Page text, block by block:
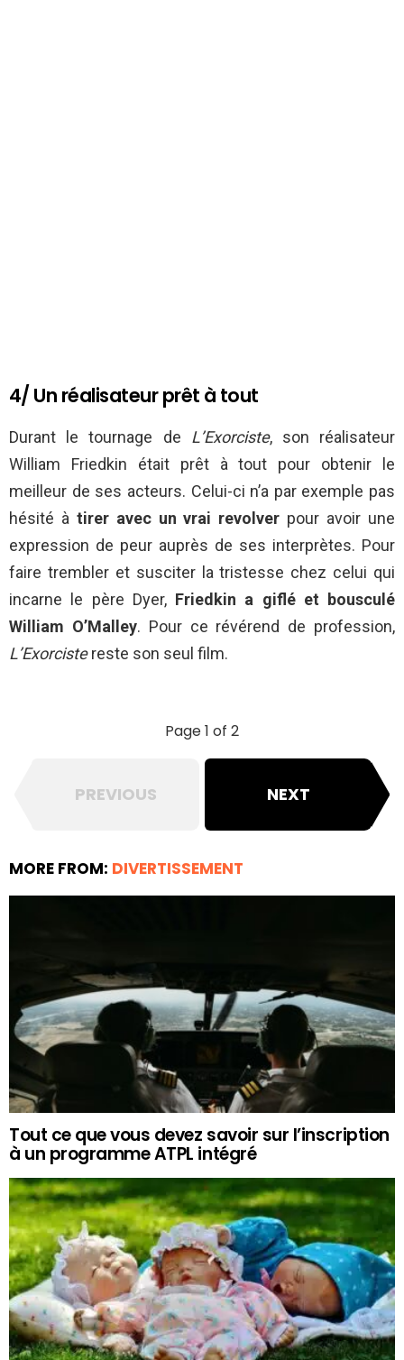
4/ Un réalisateur prêt à tout
Durant le tournage de L’Exorciste, son réalisateur
William Friedkin était prêt à tout pour obtenir le
meilleur de ses acteurs. Celui-ci n’a par exemple pas
hésité à tirer avec un vrai revolver pour avoir une
expression de peur auprès de ses interprètes. Pour
faire trembler et susciter la tristesse chez celui qui
incarne le père Dyer, Friedkin a giflé et bousculé
William O’Malley. Pour ce révérend de profession,
L’Exorcistereste son seul film.
Page 1 of 2
PREVIOUS NEXT
MORE FROM: DIVERTISSEMENT
Tout ce que vous devez savoir sur l’inscription
à un programme ATPL intégré